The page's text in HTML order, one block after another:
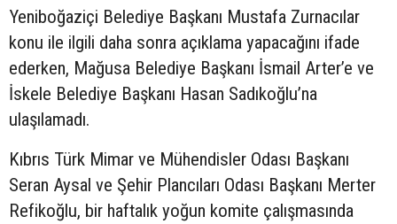
Yeniboğaziçi Belediye Başkanı Mustafa Zurnacılar
konu ile ilgili daha sonra açıklama yapacağını ifade
ederken, Mağusa Belediye Başkanı İsmail Arter’e ve
İskele Belediye Başkanı Hasan Sadıkoğlu’na
ulaşılamadı.
Kıbrıs Türk Mimar ve Mühendisler Odası Başkanı
Seran Aysal ve Şehir Plancıları Odası Başkanı Merter
Refikoğlu, bir haftalık yoğun komite çalışmasında